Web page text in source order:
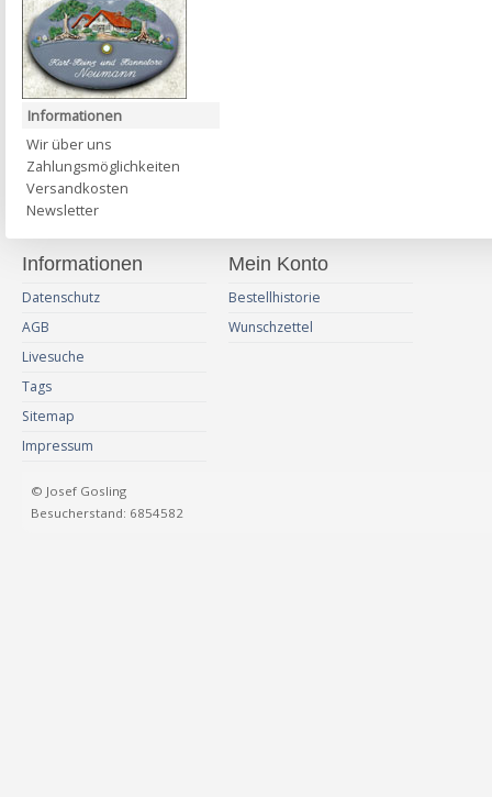
Informationen
Wir über uns
Zahlungsmöglichkeiten
Versandkosten
Newsletter
Informationen
Datenschutz
AGB
Livesuche
Tags
Sitemap
Impressum
Mein Konto
Bestellhistorie
Wunschzettel
© Josef Gosling
Besucherstand: 6854582